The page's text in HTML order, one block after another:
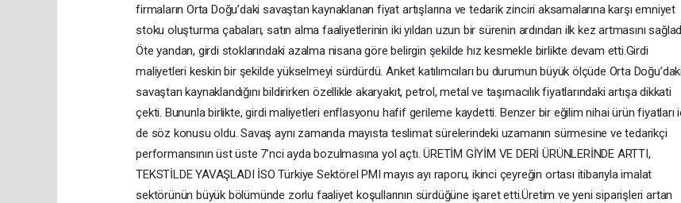
firmaların Orta Doğu’daki savaştan kaynaklanan fiyat artışlarına ve tedarik zinciri aksamalarına karşı emniyet
stoku oluşturma çabaları, satın alma faaliyetlerinin iki yıldan uzun bir sürenin ardından ilk kez artmasını
Öte yandan, girdi stoklarındaki azalma nisana göre belirgin şekilde hız kesmekle birlikte devam etti.Girdi
maliyetleri keskin bir şekilde yükselmeyi sürdürdü. Anket katılımcıları bu durumun büyük ölçüde Orta Doğu’daki
savaştan kaynaklandığını bildirirken özellikle akaryakıt, petrol, metal ve taşımacılık fiyatlarındaki artışa dikkati
çekti. Bununla birlikte, girdi maliyetleri enflasyonu hafif gerileme kaydetti. Benzer bir eğilim nihai ürün fiyatları
de söz konusu oldu. Savaş aynı zamanda mayısta teslimat sürelerindeki uzamanın sürmesine ve tedarikçi
performansının üst üste 7’nci ayda bozulmasına yol açtı. ÜRETİM GİYİM VE DERİ ÜRÜNLERİNDE ARTTI,
TEKSTİLDE YAVAŞLADI İSO Türkiye Sektörel PMI mayıs ayı raporu, ikinci çeyreğin ortası itibarıyla imalat
sektörünün büyük bölümünde zorlu faaliyet koşullarının sürdüğüne işaret etti.Üretim ve yeni siparişleri artan